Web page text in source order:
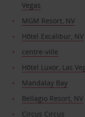
Vegas
MGM Resort, NV
Hôtel Excalibur, NV
centre-ville
Hôtel Luxor, Las
Mandalay Bay
Bellagio Resort, NV
Circus Circus